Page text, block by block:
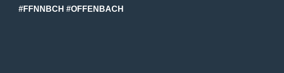
#FFNNBCH #OFFENBACH